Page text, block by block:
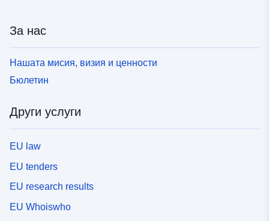
За нас
Нашата мисия, визия и ценности
Бюлетин
Други услуги
EU law
EU tenders
EU research results
EU Whoiswho